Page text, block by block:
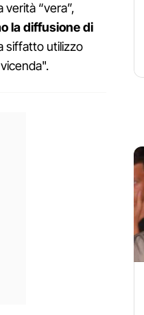
“vera”,
la diffusione di
siffatto utilizzo